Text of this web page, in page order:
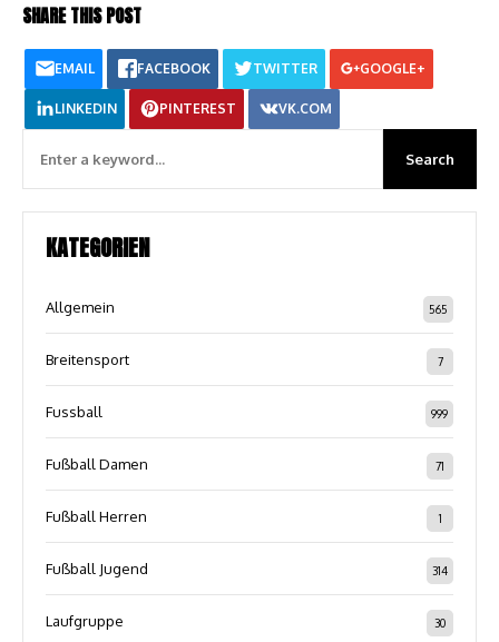
SHARE THIS POST
EMAIL FACEBOOK TWITTER GOOGLE+
LINKEDIN PINTEREST VK.COM
KATEGORIEN
Allgemein 565
Breitensport 7
Fussball 999
Fußball Damen 71
Fußball Herren 1
Fußball Jugend 314
Laufgruppe 30